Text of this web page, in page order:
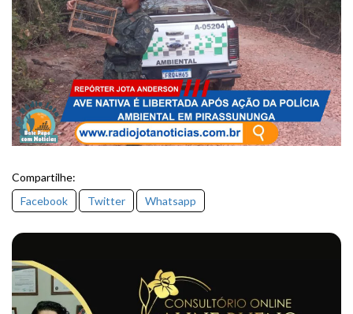
Compartilhe:
Facebook
Twitter Whatsapp